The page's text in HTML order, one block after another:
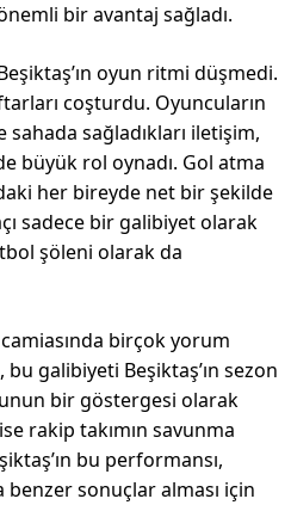
bir avantaj sağladı.
oyun ritmi düşmedi.
coşturdu. Oyuncuların
sağladıkları iletişim,
büyük rol oynadı. Gol atma
her bireyde net bir şekilde
sadece bir galibiyet olarak
şöleni olarak da
birçok yorum
bu galibiyeti Beşiktaş’ın sezon
bir göstergesi olarak
rakip takımın savunma
bu performansı,
sonuçlar alması için